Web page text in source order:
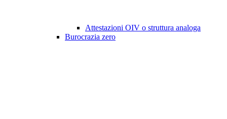
Attestazioni OIV o struttura analoga
Burocrazia zero